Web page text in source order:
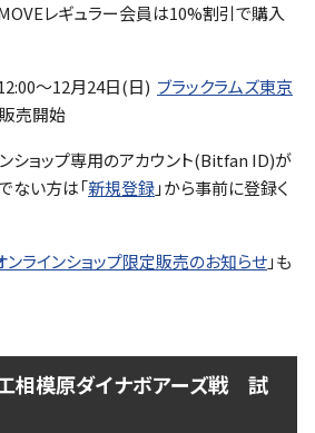
レギュラー会員は10%割引で購入
～12月24日(日) ブラックラムズ東京
売開始
ショップ専用のアカウント(Bitfan ID)が
ない方は「新規登録」から事前に登録く
ラインショップ限定販売のお知らせ」も
相模原ダイナボアーズ戦 試